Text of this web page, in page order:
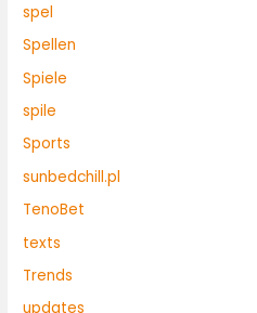
spel
Spellen
Spiele
spile
Sports
sunbedchill.pl
TenoBet
texts
Trends
updates